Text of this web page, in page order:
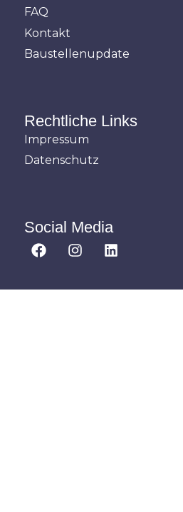
FAQ
Kontakt
Baustellenupdate
Rechtliche Links
Impressum
Datenschutz
Social Media